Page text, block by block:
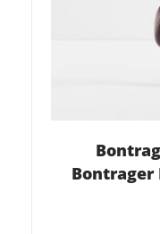
Bontrager